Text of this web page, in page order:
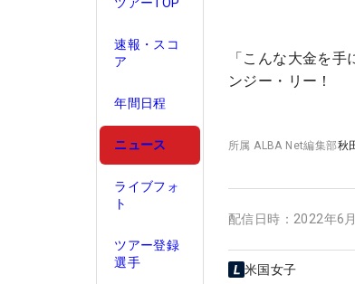
速報・スコ
ア
年間日程
ニュース
ライブフォ
ト
ツアー登録
選手
「こんな大金を
ンジー・リー！
所属ALBA Net編集部秋
配信日時： 2022年6
米国女子